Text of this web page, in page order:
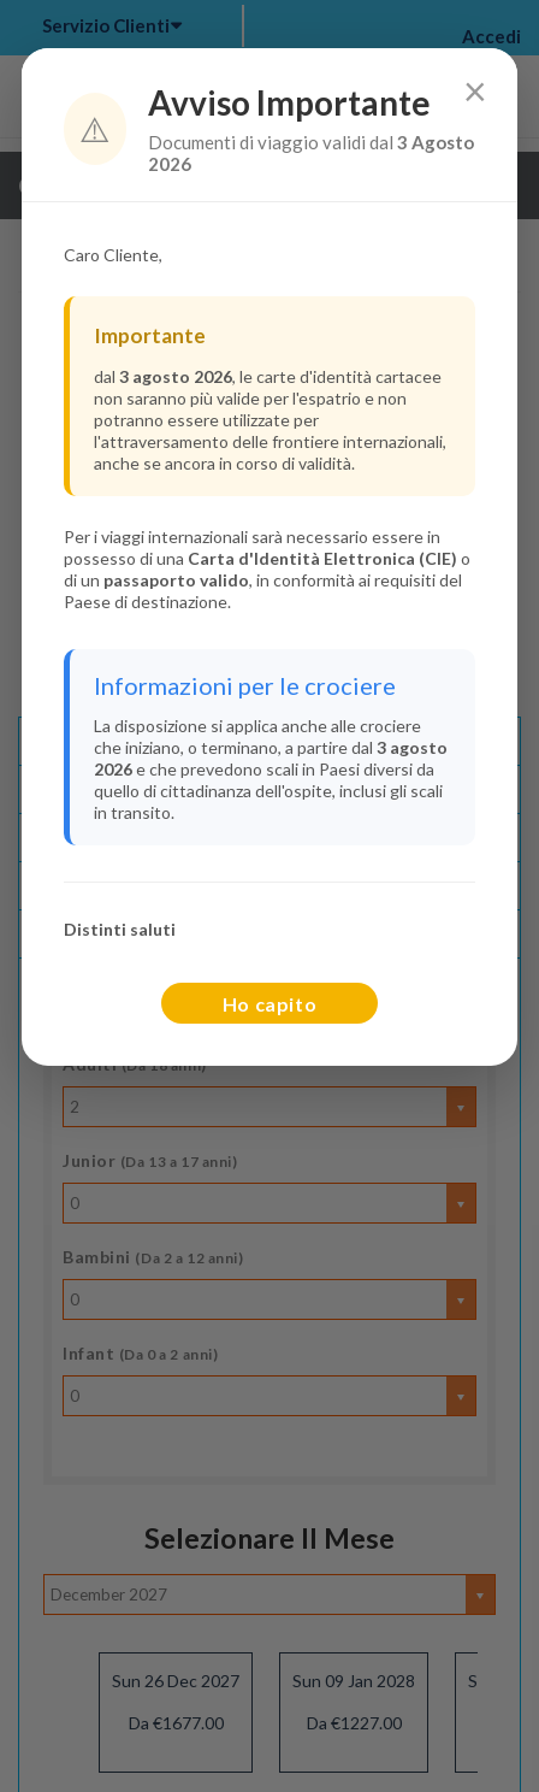
my bookings >
Servizio Clienti Accedi
Guarda i dettagli della crociera
Descrizione E Itinerario
Disponibilità
Lascia La Tua Recensione
Indica il numero dei passeggeri
Adulti(Da 18 anni)
2
Junior (Da 13 a 17 anni)
0
Bambini (Da 2 a 12 anni)
0
Infant (Da 0 a 2 anni)
0
Selezionare Il Mese
December 2027
Sun 26 Dec 2027
Da €1677.00
Sun 09 Jan 2028
Da €1227.00
Sat 15
×
⚠️
Avviso Importante
Documenti di viaggio validi dal3 Agosto
2026
Caro Cliente,
Importante
dal 3 agosto 2026, le carte d'identità cartacee
non saranno più valide per l'espatrio e non
potranno essere utilizzate per
l'attraversamento delle frontiere internazionali,
anche se ancora in corso di validità.
Per i viaggi internazionali sarà necessario essere in
possesso di una Carta d'Identità Elettronica (CIE) o
di un passaporto valido, in conformità ai requisiti del
Paese di destinazione.
Informazioni per le crociere
La disposizione si applica anche alle crociere
che iniziano, o terminano, a partire dal 3 agosto
2026e che prevedono scali in Paesi diversi da
quello di cittadinanza dell'ospite, inclusi gli scali
in transito.
Distinti saluti
Ho capito